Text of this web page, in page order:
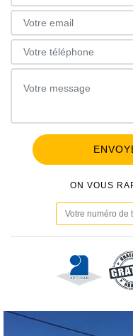
ON VOUS